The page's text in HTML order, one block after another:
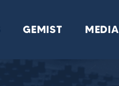
GEMIST MEDIA